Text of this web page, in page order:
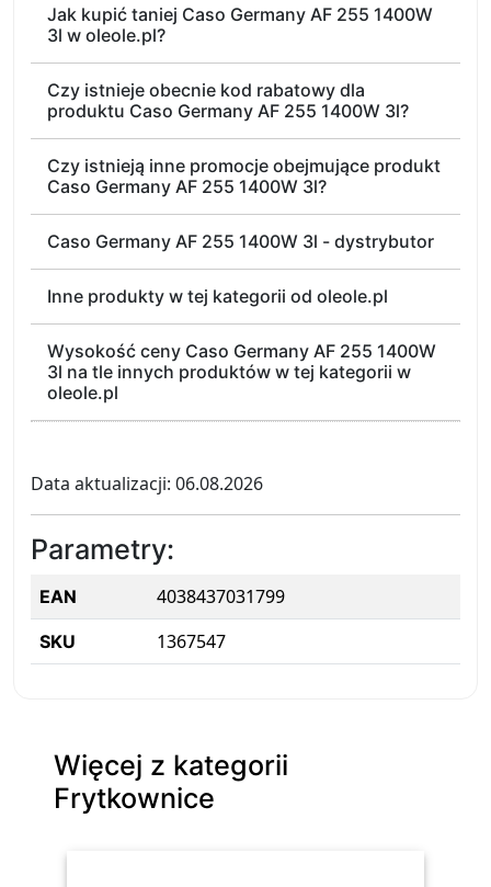
Jak kupić taniej Caso Germany AF 255 1400W
3l w oleole.pl?
Czy istnieje obecnie kod rabatowy dla
produktu Caso Germany AF 255 1400W 3l?
Czy istnieją inne promocje obejmujące produkt
Caso Germany AF 255 1400W 3l?
Caso Germany AF 255 1400W 3l - dystrybutor
Inne produkty w tej kategorii od oleole.pl
Wysokość ceny Caso Germany AF 255 1400W
3l na tle innych produktów w tej kategorii w
oleole.pl
Data aktualizacji: 06.08.2026
Parametry:
EAN 4038437031799
SKU 1367547
Więcej z kategorii
Frytkownice